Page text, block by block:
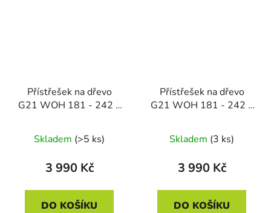
Přístřešek na dřevo
G21 WOH 181 - 242 x
Skladem (>5 ks)
3 990 Kč
DO KOŠÍKU
Přístřešek na dřevo
G21 WOH 181 - 242 x
Skladem (3 ks)
3 990 Kč
DO KOŠÍKU